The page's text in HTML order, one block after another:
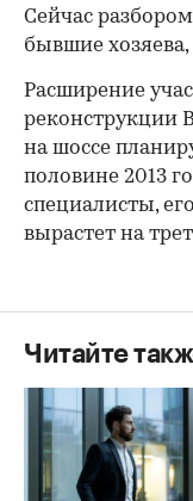
Сейчас
бывшие
Расширение
реконструкции
на шоссе
половине 2013
специалисты,
вырастет на
Читайте